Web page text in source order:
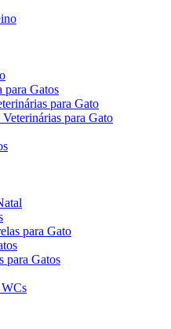
para Gatos
para Gato
para Gato
para Gato
para Gatos